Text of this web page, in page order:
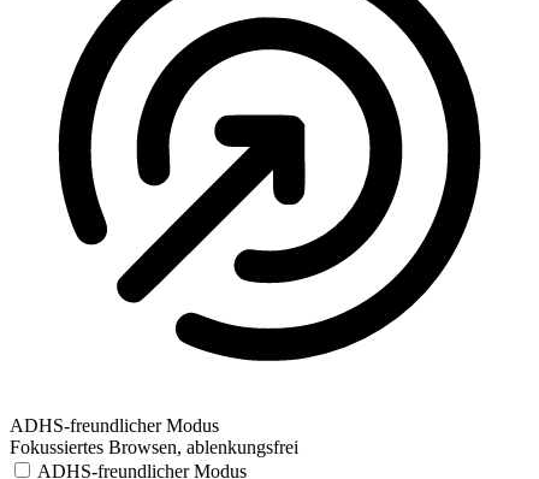
ADHS-freundlicher Modus
Fokussiertes Browsen, ablenkungsfrei
ADHS-freundlicher Modus